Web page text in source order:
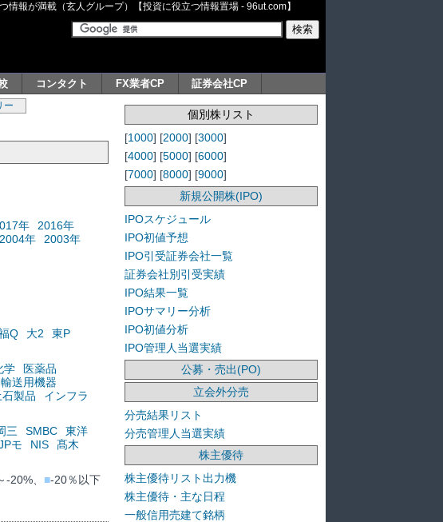
報が満載（玄人グループ）【投資に役立つ情報置場 - 96ut.com】
コンタクト FX業者CP 証券会社CP
ー
年
2016年
2004年
2003年
Q 大2
東P
学
医薬品
輸送用機器
製品
インフラ
三 SMBC
東洋
モ NIS
髙木
-20%、 ■-20％以下
個別株リスト
[1000] [2000] [3000]
[4000] [5000] [6000]
[7000] [8000] [9000]
新規公開株(IPO)
IPOスケジュール
IPO初値予想
IPO引受証券会社一覧
証券会社別引受実績
IPO結果一覧
IPOサマリー分析
IPO初値分析
IPO管理人当選実績
公募・売出(PO)
立会外分売
分売結果リスト
分売管理人当選実績
株主優待
株主優待リスト出力機
株主優待・主な日程
一般信用売建て銘柄